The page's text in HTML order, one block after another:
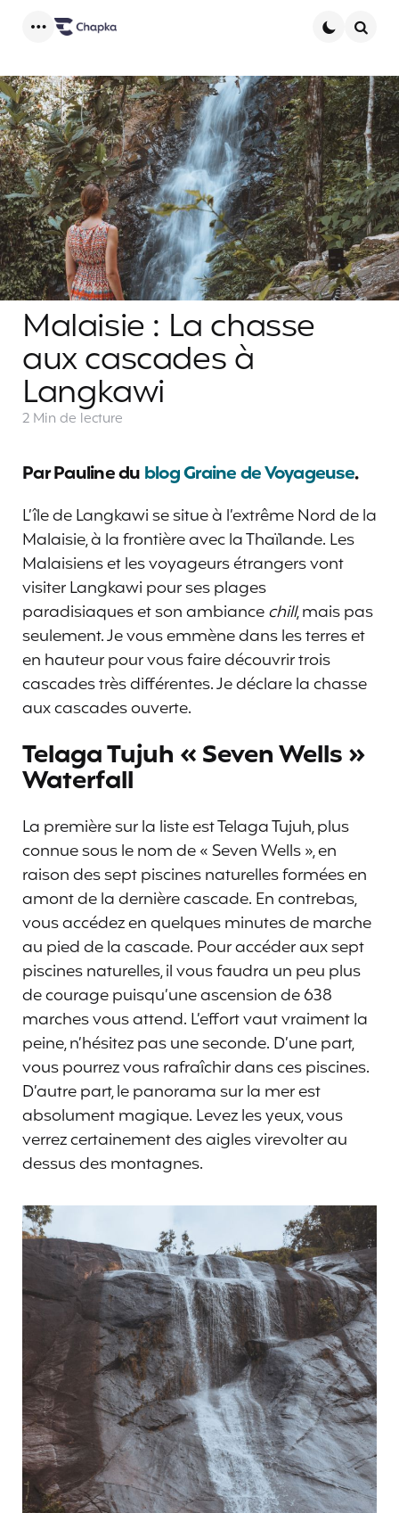
Malaisie : La chasse
aux cascades à
Langkawi
2 Min de lecture
Par Pauline dublog Graine de Voyageuse.
L’île de Langkawi se situe à l’extrême Nord de la
Malaisie, à la frontière avec la Thaïlande. Les
Malaisiens et les voyageurs étrangers vont
visiter Langkawi pour ses plages
paradisiaques et son ambiancechill, mais pas
seulement. Je vous emmène dans les terres et
en hauteur pour vous faire découvrir trois
cascades très différentes. Je déclare la chasse
aux cascades ouverte.
Telaga Tujuh « Seven Wells »
Waterfall
La première sur la liste est Telaga Tujuh, plus
connue sous le nom de « Seven Wells », en
raison des sept piscines naturelles formées en
amont de la dernière cascade. En contrebas,
vous accédez en quelques minutes de marche
au pied de la cascade. Pour accéder aux sept
piscines naturelles, il vous faudra un peu plus
de courage puisqu’une ascension de 638
marches vous attend. L’effort vaut vraiment la
peine, n’hésitez pas une seconde. D’une part,
vous pourrez vous rafraîchir dans ces piscines.
D’autre part, le panorama sur la mer est
absolument magique. Levez les yeux, vous
verrez certainement des aigles virevolter au
dessus des montagnes.